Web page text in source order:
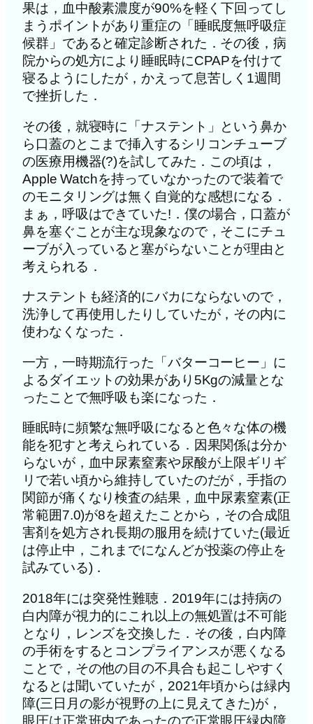
果は，血中酸素濃度が90%を軽く下回ってし
まうポイントがあり重症の「睡眠度無呼吸症
候群」であると確定診断された．その後，病
院からの処方により睡眠時にCPAPを付けて
寝るようにしたが，かえって息苦しく1週間
で挫折した．
その後，就寝時に「ナステント」という鼻か
ら口蓋のとこまで挿入するシリコンチューブ
の医療用機器(?)を試してみた．この頃は，
Apple Watchを持っていなかったので装着で
のモニタリングは無く自覚的な感想になる．
まぁ，呼吸はできていた!．僕の場合，口蓋が
鼻を塞ぐことが主な現象なので，そこにチュ
ーブが入っていると塞がらないことが理由と
考えられる．
ナステントも経済的にバカにならないので，
洗浄して再使用したりしていたが，その内に
使わなくなった．
一方，一時期流行った「バターコーヒー」に
よるダイエットの効果があり5Kgの減量とな
ったことで無呼吸も楽になった．
睡眠時に頻繁な無呼吸になると色々な体の機
能を犯すと考えられている．因果関係は分か
らないが，血中尿素窒素や尿酸が上限ギリギ
リで若い頃から維持していたのだが，手指の
関節が痛くなり検査の結果，血中尿素窒素(正
常範囲7.0)が8を超えたことから，その合成阻
害剤を処方され長期の服用を続けていた(最近
は停止中，これまでになんどが投薬の停止を
試みている)．
2018年には突発性難聴．2019年には持病の
白内障が視力的にこれ以上の無処置は不可能
となり，レンズを交換した．その後，白内障
の手術をするとコンプライアンスが悪くなる
ことで，その他の目の不具合も起こしやすく
なるとは聞いていたが，2021年頃からは緑内
障(三日月の影が視野の上に見えてきた)が，
眼圧は正常班内であったので正常眼圧緑内障